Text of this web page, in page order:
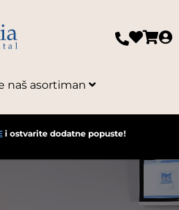
naš asortiman
i ostvarite dodatne popuste!